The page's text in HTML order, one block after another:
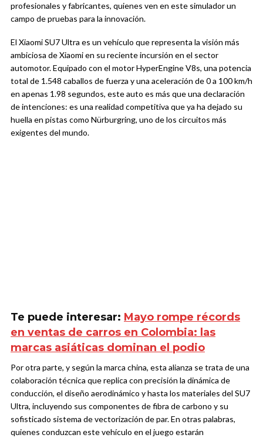
profesionales y fabricantes, quienes ven en este simulador un
campo de pruebas para la innovación.
El Xiaomi SU7 Ultra es un vehículo que representa la visión más
ambiciosa de Xiaomi en su reciente incursión en el sector
automotor. Equipado con el motor HyperEngine V8s, una potencia
total de 1.548 caballos de fuerza y una aceleración de 0 a 100 km/h
en apenas 1.98 segundos, este auto es más que una declaración
de intenciones: es una realidad competitiva que ya ha dejado su
huella en pistas como Nürburgring, uno de los circuitos más
exigentes del mundo.
Te puede interesar: Mayo rompe récords
en ventas de carros en Colombia: las
marcas asiáticas dominan el podio
Por otra parte, y según la marca china, esta alianza se trata de una
colaboración técnica que replica con precisión la dinámica de
conducción, el diseño aerodinámico y hasta los materiales del SU7
Ultra, incluyendo sus componentes de fibra de carbono y su
sofisticado sistema de vectorización de par. En otras palabras,
quienes conduzcan este vehículo en el juego estarán